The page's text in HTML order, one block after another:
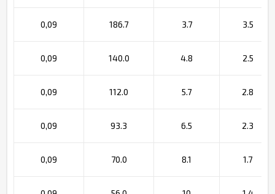
0,09 186.7 3.7 3.5
0,09 140.0 4.8 2.5
0,09 112.0 5.7 2.8
0,09 93.3 6.5 2.3
0,09 70.0 8.1 1.7